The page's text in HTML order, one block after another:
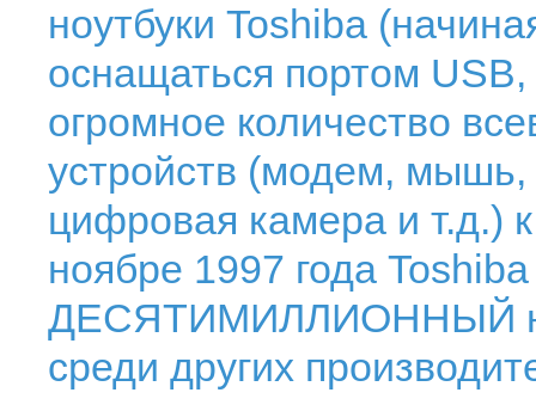
ноутбуки Toshiba
оснащаться портом
огромное количество
устройств (модем, мышь,
цифровая камера и т.д.)
ноябре 1997 года
ДЕСЯТИМИЛЛИОННЫЙ
среди других